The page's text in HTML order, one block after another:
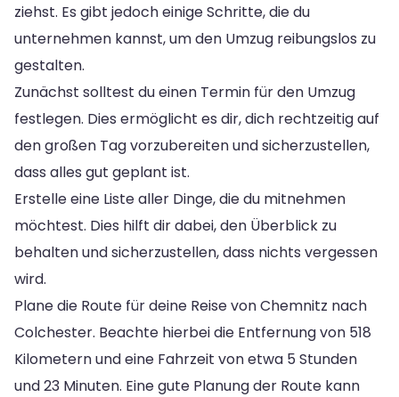
ziehst. Es gibt jedoch einige Schritte, die du
unternehmen kannst, um den Umzug reibungslos zu
gestalten.
Zunächst solltest du einen Termin für den Umzug
festlegen. Dies ermöglicht es dir, dich rechtzeitig auf
den großen Tag vorzubereiten und sicherzustellen,
dass alles gut geplant ist.
Erstelle eine Liste aller Dinge, die du mitnehmen
möchtest. Dies hilft dir dabei, den Überblick zu
behalten und sicherzustellen, dass nichts vergessen
wird.
Plane die Route für deine Reise von Chemnitz nach
Colchester. Beachte hierbei die Entfernung von 518
Kilometern und eine Fahrzeit von etwa 5 Stunden
und 23 Minuten. Eine gute Planung der Route kann